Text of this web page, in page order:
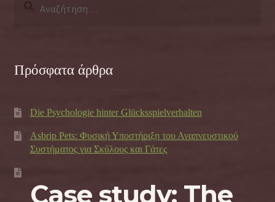
Πρόσφατα άρθρα
Die Psychologie hinter Glücksspielverhalten
Asbrip Pets: Φυσική Υποστήριξη του Αναπνευστικού
Συστήματος για Σκύλους και Γάτες
Case study: The